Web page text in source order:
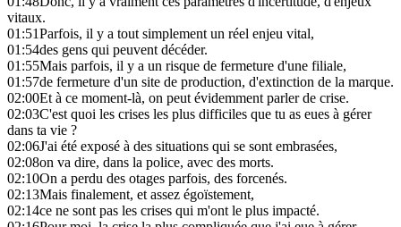
vitaux.
01:51Parfois, il y a tout simplement un réel enjeu vital,
01:54des gens qui peuvent décéder.
01:55Mais parfois, il y a un risque de fermeture d'une filiale,
01:57de fermeture d'un site de production, d'extinction de la marque.
02:00Et à ce moment-là, on peut évidemment parler de crise.
02:03C'est quoi les crises les plus difficiles que tu as eues à gérer
dans ta vie ?
02:06J'ai été exposé à des situations qui se sont embrasées,
02:08on va dire, dans la police, avec des morts.
02:10On a perdu des otages parfois, des forcenés.
02:13Mais finalement, et assez égoïstement,
02:14ce ne sont pas les crises qui m'ont le plus impacté.